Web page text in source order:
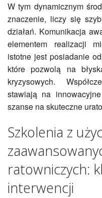
W tym dynamicznym
znaczenie, liczy się
działań. Komunikacja
elementem realizacji
istotne jest posiadanie
które pozwolą na
kryzysowych.
stawiają na
szanse na skuteczne
Szkolenia z
ratowniczych:
interwencji